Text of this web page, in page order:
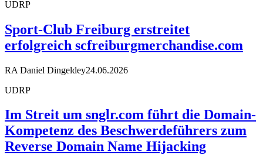
UDRP
Sport-Club Freiburg erstreitet
erfolgreich scfreiburgmerchandise.com
RA Daniel Dingeldey24.06.2026
UDRP
Im Streit um snglr.com führt die Domain-
Kompetenz des Beschwerdeführers zum
Reverse Domain Name Hijacking